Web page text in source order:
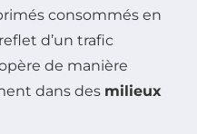
consommés en
d’un trafic
de manière
dans des milieux